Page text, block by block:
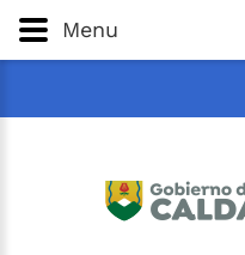
Gobernación
Menu